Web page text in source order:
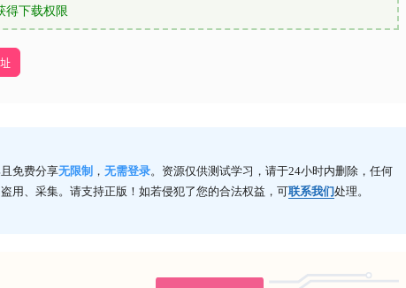
得下载权限
免费分享无限制 ， 无需登录。资源仅供测试学习，请于24小时内删除，任何
用、采集。请支持正版！如若侵犯了您的合法权益，可联系我们处理。